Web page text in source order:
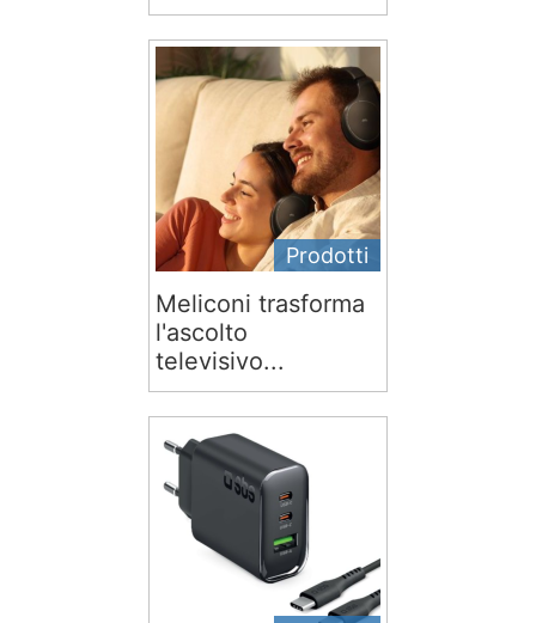
Prodotti
Meliconi trasforma
l'ascolto
televisivo...